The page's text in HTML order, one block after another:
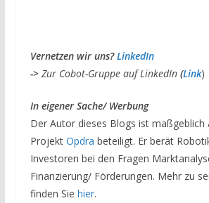
Vernetzen wir uns? LinkedIn
-> Zur Cobot-Gruppe auf LinkedIn(Link)
In eigener Sache/ Werbung
Der Autor dieses Blogs ist maßgeblich
Projekt Opdra beteiligt. Er berät
Investoren bei den Fragen
Finanzierung/ Förderungen. Mehr zu
finden Sie hier.